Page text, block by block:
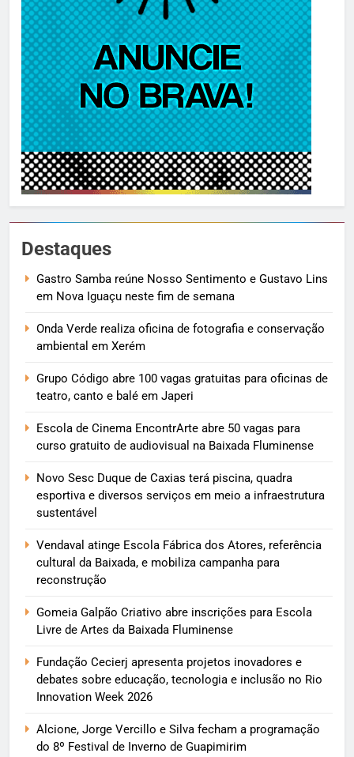
Destaques
Gastro Samba reúne Nosso Sentimento e Gustavo Lins
em Nova Iguaçu neste fim de semana
Onda Verde realiza oficina de fotografia e conservação
ambiental em Xerém
Grupo Código abre 100 vagas gratuitas para oficinas de
teatro, canto e balé em Japeri
Escola de Cinema EncontrArte abre 50 vagas para
curso gratuito de audiovisual na Baixada Fluminense
Novo Sesc Duque de Caxias terá piscina, quadra
esportiva e diversos serviços em meio a infraestrutura
sustentável
Vendaval atinge Escola Fábrica dos Atores, referência
cultural da Baixada, e mobiliza campanha para
reconstrução
Gomeia Galpão Criativo abre inscrições para Escola
Livre de Artes da Baixada Fluminense
Fundação Cecierj apresenta projetos inovadores e
debates sobre educação, tecnologia e inclusão no Rio
Innovation Week 2026
Alcione, Jorge Vercillo e Silva fecham a programação
do 8º Festival de Inverno de Guapimirim